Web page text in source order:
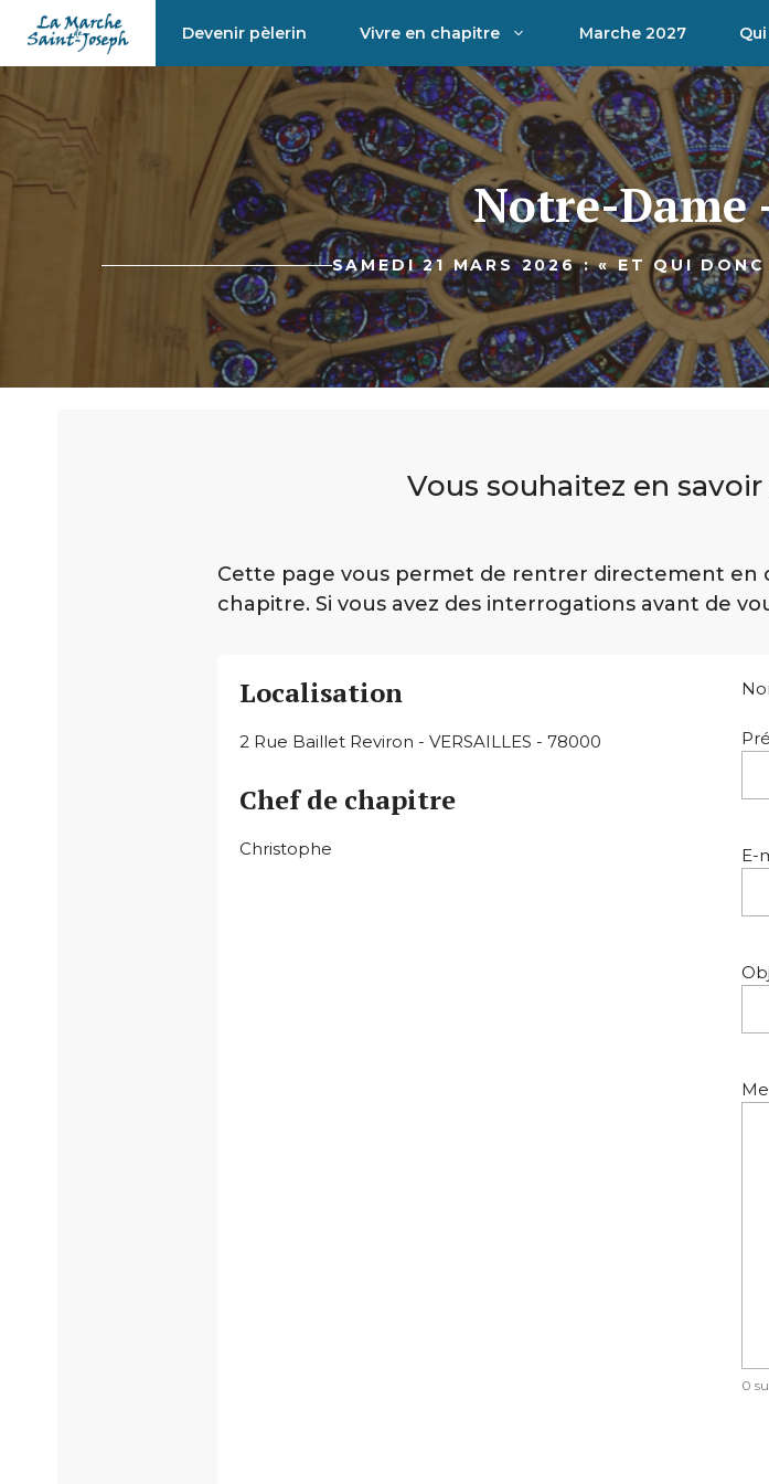
Devenir pèlerin Vivre en chapitre Marche 2027
Notre-Dame
SAMEDI 21 MARS 2026 : « ET QUI
Vous souhaitez en
Cette page vous permet de rentrer directement
chapitre. Si vous avez des interrogations avant de
Localisation
2 Rue Baillet Reviron - VERSAILLES - 78000
Chef de chapitre
Christophe E-
0